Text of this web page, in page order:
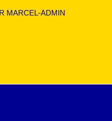
MARCEL-ADMIN